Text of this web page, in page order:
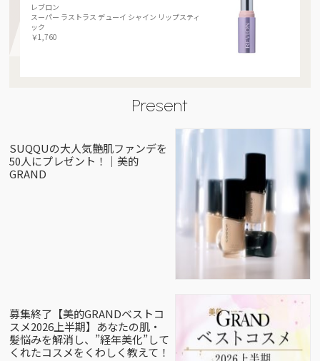
レブロン
スーパー ラストラス デューイ シャイン リップスティ
ック
￥1,760
Present
SUQQUの大人気艶肌ファンデを
50人にプレゼント！｜美的
GRAND
募集終了【美的GRANDベストコ
スメ2026上半期】あなたの肌・
髪悩みを解消し、”経年美化”して
くれたコスメをくわしく教えて！